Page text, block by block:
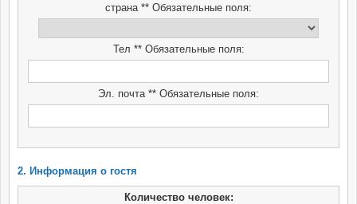
страна ** Обязательные поля:
Тел ** Обязательные поля:
Эл. почта ** Обязательные поля:
2. Информация о гостя
Количество человек: